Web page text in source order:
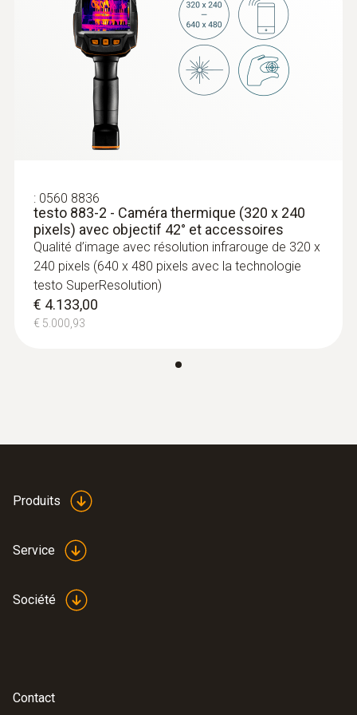
dans les processus de production et les
anomalies au niveau de la répartition de la
chaleur sur les composants
Surveiller rapidement et de manière
simple le niveau de remplissage des
réservoirs de liquide fermés
: 0560 8836
testo 883-2 - Caméra thermique (320 x 240
pixels) avec objectif 42° et accessoires
Qualité d’image avec résolution infrarouge de 320 x
240 pixels (640 x 480 pixels avec la technologie
testo SuperResolution)
€ 4.133,00
€ 5.000,93
Produits
Service
Société
Contact